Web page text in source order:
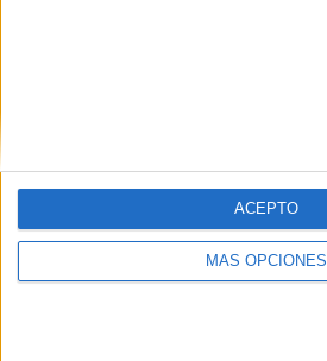
MÁS OPCIONES
ACEPTO